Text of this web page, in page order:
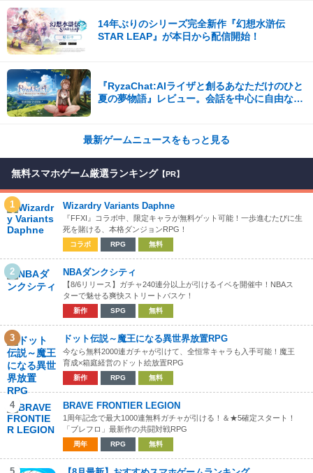
14年ぶりのシリーズ完全新作『幻想水滸伝
STAR LEAP』が本日から配信開始！
『RyzaChat:AIライザと創るあなただけのひと
夏の夢物語』レビュー。会話を中心に自由な冒
最新ゲームニュースをもっと見る
無料スマホゲーム厳選ランキング 【PR】
1 Wizardry Variants Daphne
『FFXI』コラボ中、限定キャラが無料ゲット可能！一歩進むたびに生
死を賭ける、本格ダンジョンRPG！
コラボ RPG 無料
2 NBAダンクシティ
【8/6リリース】ガチャ240連分以上が引けるイベを開催中！NBAス
ターで魅せる爽快ストリートバスケ！
新作 SPG 無料
3 ドット伝説～魔王になる異世界放置RPG
今なら無料2000連ガチャが引けて、全恒常キャラも入手可能！魔王
育成×箱庭経営のドット絵放置RPG
新作 RPG 無料
4 BRAVE FRONTIER LEGION
1周年記念で最大1000連無料ガチャが引ける！＆★5確定スタート！
「ブレフロ」最新作の共闘対戦RPG
周年 RPG 無料